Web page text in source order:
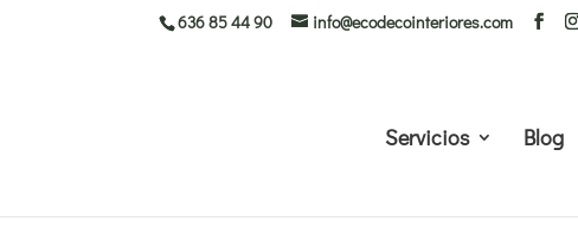
636 85 44 90 info@ecodecointeriores.com
Servicios Blog